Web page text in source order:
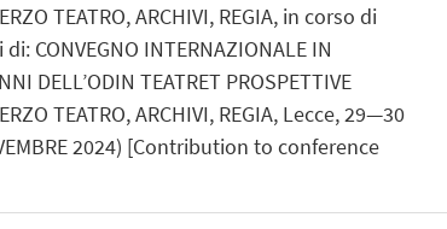
TEATRO, ARCHIVI, REGIA, in corso di
CONVEGNO INTERNAZIONALE IN
DELL’ODIN TEATRET PROSPETTIVE
TEATRO, ARCHIVI, REGIA, Lecce, 29—30
2024) [Contribution to conference